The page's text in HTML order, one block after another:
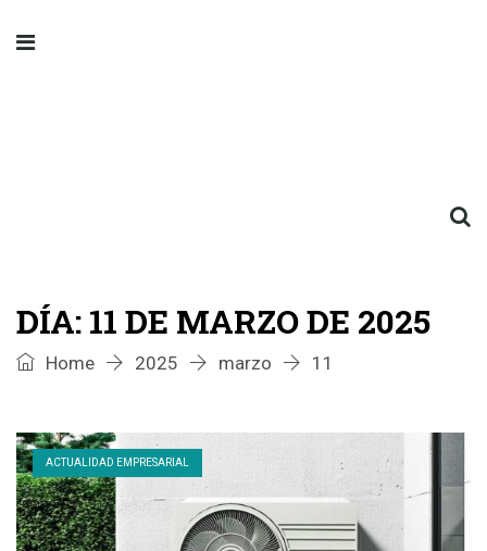
DÍA: 11 DE MARZO DE 2025
Home 2025 marzo 11
ACTUALIDAD EMPRESARIAL